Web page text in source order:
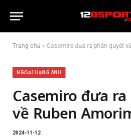
Trang chủ » Casemiro đưa ra phán quyết
NGOẠI HẠNG ANH
Casemiro đưa
về Ruben
2024-11-12